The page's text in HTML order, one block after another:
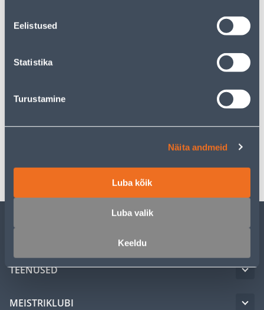
Eelistused
Statistika
Turustamine
Näita andmeid
Luba kõik
Luba valik
Keeldu
Kirjeldus
Spetsifikatsioon
TEENUSED
MEISTRIKLUBI